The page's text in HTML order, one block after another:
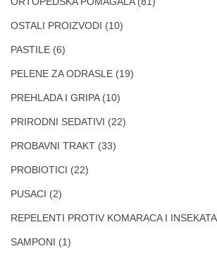
OSTALI PROIZVODI (10)
PASTILE (6)
PELENE ZA ODRASLE (19)
PREHLADA I GRIPA (10)
PRIRODNI SEDATIVI (22)
PROBAVNI TRAKT (33)
PROBIOTICI (22)
PUSACI (2)
REPELENTI PROTIV KOMARACA I INSEKATA
SAMPONI (1)